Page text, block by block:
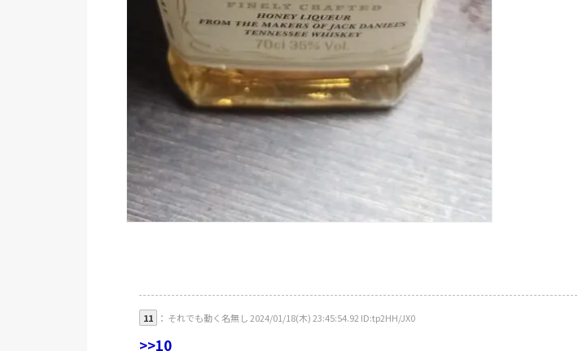
11 ： それでも動く名無し 2024/01/18(木) 23:45:54.92 ID:tp2HH/JX0
>>10